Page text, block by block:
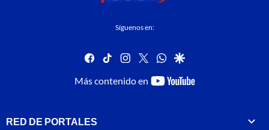
Síguenos en:
facebook
tiktok instagram
twitterwhatsapp
google
Más contenido en
youtube-
RED DE PORTALES